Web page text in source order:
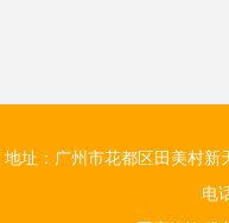
地址：广州市花都区田美村
电